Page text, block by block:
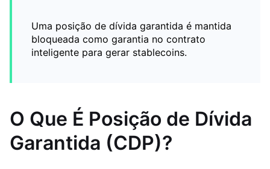
Uma posição de dívida garantida é mantida
bloqueada como garantia no contrato
inteligente para gerar stablecoins.
O Que É Posição de Dívida
Garantida (CDP)?